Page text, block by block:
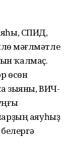
СПИД,
мәғлүмәтле
ҡалмаҫ.
өсөн
зыяны, ВИЧ-
аяуһыҙ